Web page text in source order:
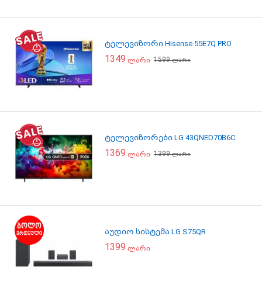
ტელევიზორი Hisense 55E7Q PRO
1349 ლარი 1599ლარი
ტელევიზორები LG 43QNED70B6C
1369 ლარი 1399ლარი
აუდიო სისტემა LG S75QR
1399 ლარი